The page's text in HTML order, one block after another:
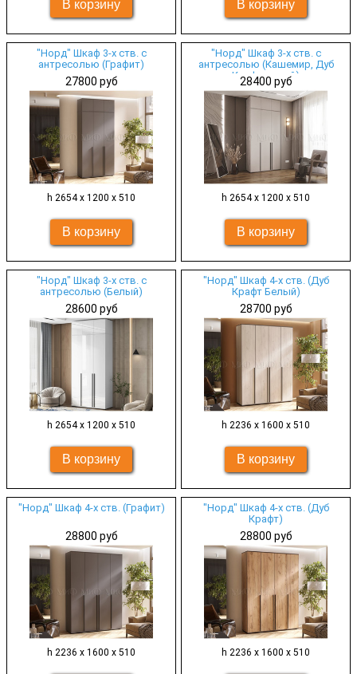
"Норд" Шкаф 3-х ств. с
антресолью (Графит)
27800 руб
h 2654 х 1200 х 510
"Норд" Шкаф 3-х ств. с
антресолью (Кашемир, Дуб
Крафт серый)
28400 руб
h 2654 х 1200 х 510
"Норд" Шкаф 3-х ств. с
антресолью (Белый)
28600 руб
h 2654 х 1200 х 510
"Норд" Шкаф 4-х ств. (Дуб
Крафт Белый)
28700 руб
h 2236 х 1600 х 510
"Норд" Шкаф 4-х ств. (Графит)
28800 руб
h 2236 х 1600 х 510
"Норд" Шкаф 4-х ств. (Дуб
Крафт)
28800 руб
h 2236 х 1600 х 510